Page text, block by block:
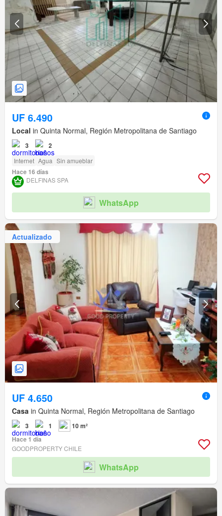
UF 6.490
Local in Quinta Normal, Región Metropolitana de Santiago
3 2
Internet Agua Sin amueblar
Hace 16 días
DELFINAS SPA
WhatsApp
Actualizado
UF 4.650
Casa in Quinta Normal, Región Metropolitana de Santiago
3 1
10 m²
Hace 1 día
GOODPROPERTY CHILE
WhatsApp